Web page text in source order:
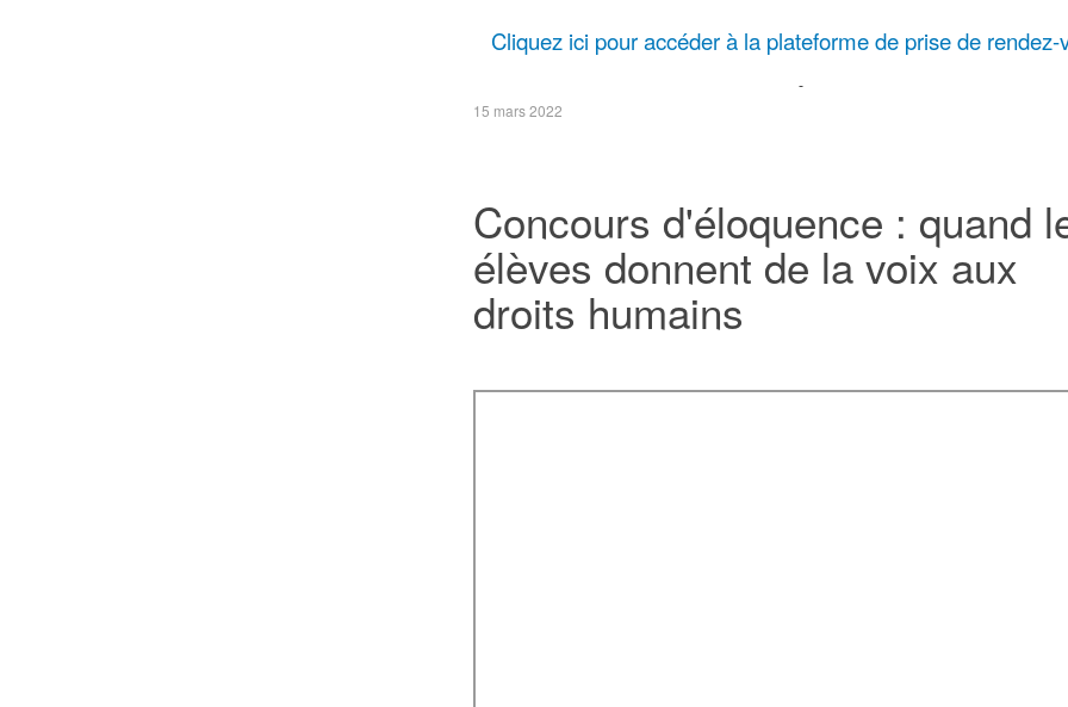
Cliquez ici pour accéder à la plateforme de prise de rendez-
15 mars 2022
Concours d'éloquence : quand
élèves donnent de la voix aux
droits humains